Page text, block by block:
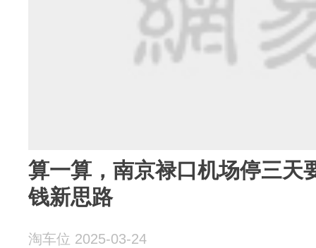
算一算，南京禄口机场停三天
钱新思路
淘车位 2025-03-24